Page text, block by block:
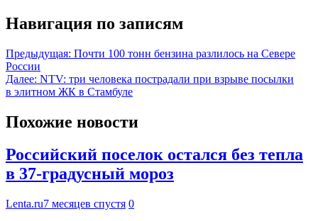
Навигация по записям
Предыдущая: Почти 100 тонн бензина разлилось на Севере
России
Далее: NTV: три человека пострадали при взрыве посылки
в элитном ЖК в Стамбуле
Похожие новости
Российский поселок остался без тепла
в 37-градусный мороз
Lenta.ru7 месяцев спустя 0